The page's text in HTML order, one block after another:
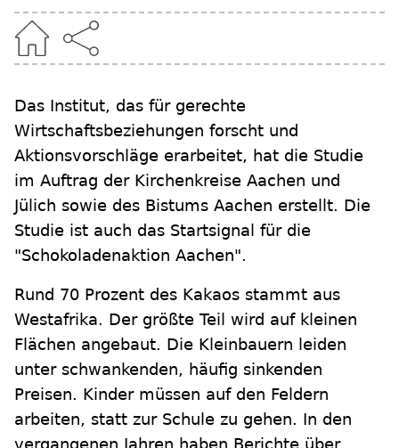
Das Institut, das für gerechte
Wirtschaftsbeziehungen forscht und
Aktionsvorschläge erarbeitet, hat die Studie
im Auftrag der Kirchenkreise Aachen und
Jülich sowie des Bistums Aachen erstellt. Die
Studie ist auch das Startsignal für die
"Schokoladenaktion Aachen".
Rund 70 Prozent des Kakaos stammt aus
Westafrika. Der größte Teil wird auf kleinen
Flächen angebaut. Die Kleinbauern leiden
unter schwankenden, häufig sinkenden
Preisen. Kinder müssen auf den Feldern
arbeiten, statt zur Schule zu gehen. In den
vergangenen Jahren haben Berichte über